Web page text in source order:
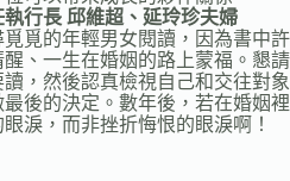
行長 邱維超、延玲珍夫婦
覓的年輕男女閱讀，因為書中許
、一生在婚姻的路上蒙福。懇請
，然後認真檢視自己和交往對象
後的決定。數年後，若在婚姻裡
淚，而非挫折悔恨的眼淚啊！